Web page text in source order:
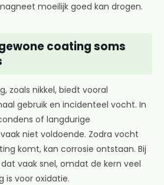
moeilijk goed kan drogen.
coating soms
zoals nikkel, biedt vooral
gebruik en incidenteel vocht. In
of langdurige
niet voldoende. Zodra vocht
komt, kan corrosie ontstaan. Bij
vaak snel, omdat de kern veel
is voor oxidatie.